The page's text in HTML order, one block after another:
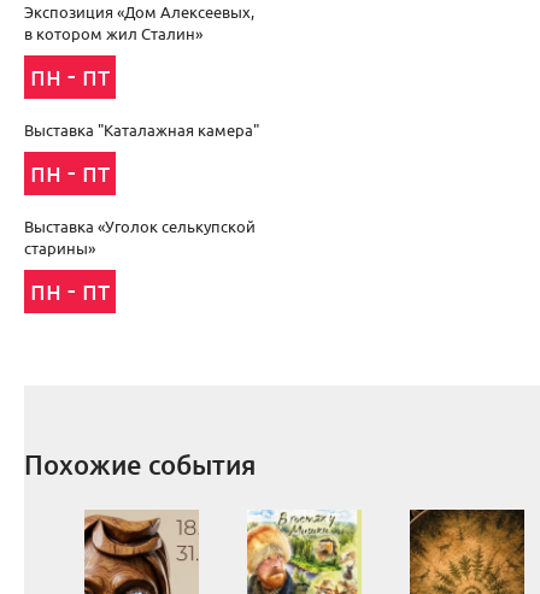
Экспозиция «Дом Алексеевых,
в котором жил Сталин»
пн - пт
Выставка "Каталажная камера"
пн - пт
Выставка «Уголок селькупской
старины»
пн - пт
Похожие события